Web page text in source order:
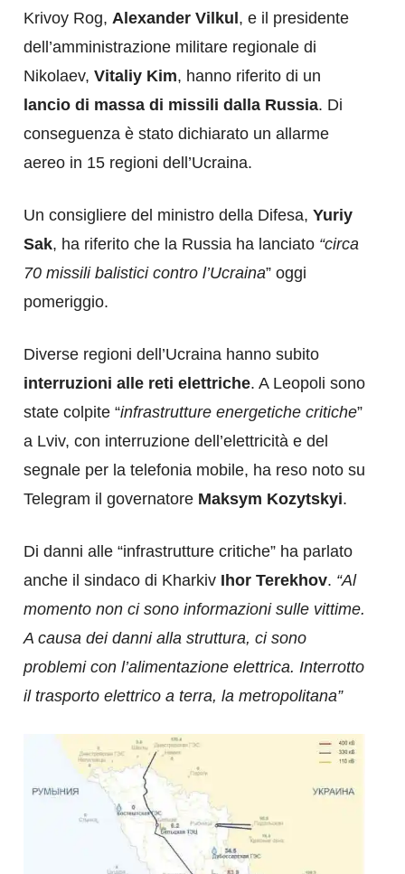
Krivoy Rog, Alexander Vilkul , e il presidente
dell’amministrazione militare regionale di
Nikolaev, Vitaliy Kim, hanno riferito di un
lancio di massa di missili dalla Russia. Di
conseguenza è stato dichiarato un allarme
aereo in 15 regioni dell’Ucraina.
Un consigliere del ministro della Difesa, Yuriy
Sak, ha riferito che la Russia ha lanciato “circa
70 missili balistici contro l’Ucraina” oggi
pomeriggio.
Diverse regioni dell’Ucraina hanno subito
interruzioni alle reti elettriche. A Leopoli sono
state colpite “infrastrutture energetiche critiche”
a Lviv, con interruzione dell’elettricità e del
segnale per la telefonia mobile, ha reso noto su
Telegram il governatore Maksym Kozytskyi.
Di danni alle “infrastrutture critiche” ha parlato
anche il sindaco di Kharkiv Ihor Terekhov. “Al
momento non ci sono informazioni sulle vittime.
A causa dei danni alla struttura, ci sono
problemi con l’alimentazione elettrica. Interrotto
il trasporto elettrico a terra, la metropolitana”